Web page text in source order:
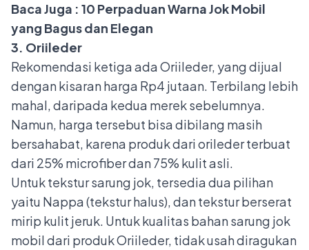
Baca Juga : 10 Perpaduan Warna Jok Mobil
yang Bagus dan Elegan
3. Oriileder
Rekomendasi ketiga ada Oriileder, yang dijual
dengan kisaran harga Rp4 jutaan. Terbilang lebih
mahal, daripada kedua merek sebelumnya.
Namun, harga tersebut bisa dibilang masih
bersahabat, karena produk dari orileder terbuat
dari 25% microfiber dan 75% kulit asli.
Untuk tekstur sarung jok, tersedia dua pilihan
yaitu Nappa (tekstur halus), dan tekstur berserat
mirip kulit jeruk. Untukkualitas bahan sarung jok
mobildari produk Oriileder, tidak usah diragukan